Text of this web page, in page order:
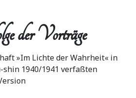
der Vorträge
»Im Lichte der Wahrheit« in
shin 1940/1941 verfaßten